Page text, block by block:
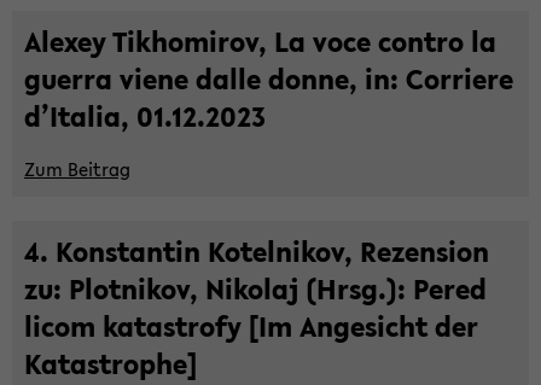
Ale­xey Tik­ho­mi­rov, La voce con­tro la
guer­ra viene dalle donne, in: Cor­rie­re
d’Ita­lia, 01.12.2023
Zum Bei­trag
4. Kon­stan­tin Ko­tel­ni­kov, Re­zen­si­on
zu: Plot­ni­kov, Ni­ko­laj (Hrsg.): Pered
licom ka­ta­strofy [Im An­ge­sicht der
Ka­ta­stro­phe]